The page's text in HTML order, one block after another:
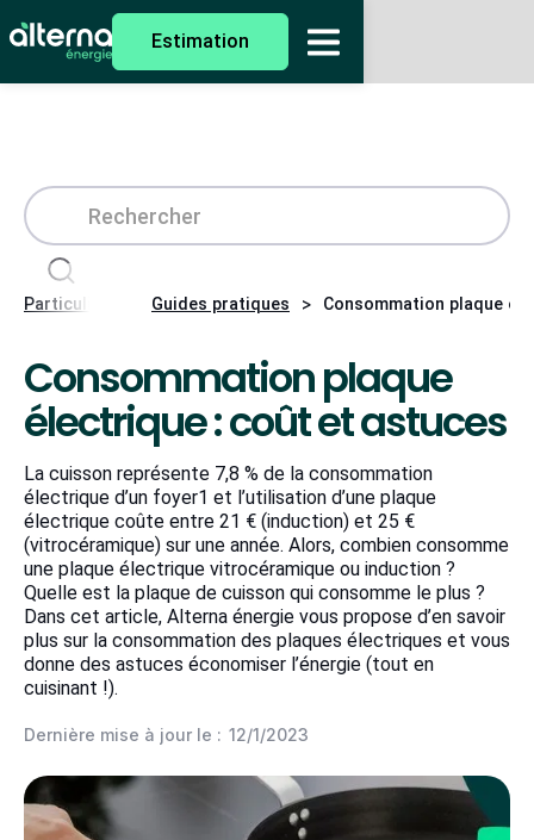
Estimation
Particuliers Guides pratiques > Consommation plaque
Consommation plaque
électrique : coût et astuces
La cuisson représente 7,8 % de la consommation
électrique d’un foyer1 et l’utilisation d’une plaque
électrique coûte entre 21 € (induction) et 25 €
(vitrocéramique) sur une année. Alors, combien consomme
une plaque électrique vitrocéramique ou induction ?
Quelle est la plaque de cuisson qui consomme le plus ?
Dans cet article, Alterna énergie vous propose d’en savoir
plus sur la consommation des plaques électriques et vous
donne des astuces économiser l’énergie (tout en
cuisinant !).
Dernière mise à jour le : 12/1/2023